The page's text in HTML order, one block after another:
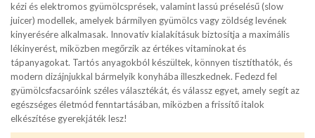
kézi és elektromos gyümölcsprések, valamint lassú préselésű (slow
juicer) modellek, amelyek bármilyen gyümölcs vagy zöldség levének
kinyerésére alkalmasak. Innovatív kialakításuk biztosítja a maximális
lékinyerést, miközben megőrzik az értékes vitaminokat és
tápanyagokat. Tartós anyagokból készültek, könnyen tisztíthatók, és
modern dizájnjukkal bármelyik konyhába illeszkednek. Fedezd fel
gyümölcsfacsaróink széles választékát, és válassz egyet, amely segít az
egészséges életmód fenntartásában, miközben a frissítő italok
elkészítése gyerekjáték lesz!